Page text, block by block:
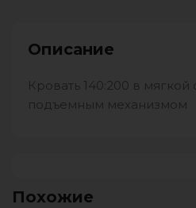
Описание
Кровать 140:200 в мягкой
подъемным механизмом
Похожие